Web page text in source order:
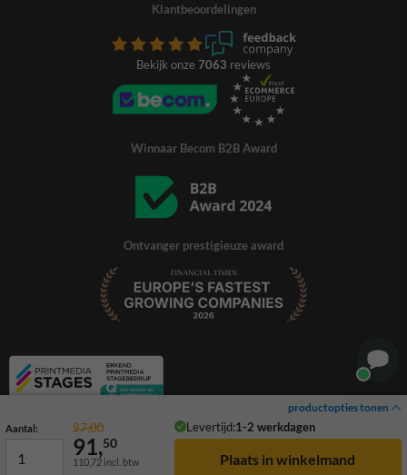
productopties tonen
Aantal: 97,00 Levertijd:1-2 werkdagen
91,50
110,72 incl. btw
Klantbeoordelingen
Bekijk onze 7063 reviews
Winnaar Becom B2B Award
Ontvanger prestigieuze award
© 2026 TrafficSupply. Alle rechten voorbehouden.